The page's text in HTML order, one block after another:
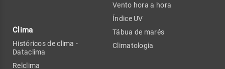
Clima
Históricos de clima -
Dataclima
Relclima
Vento hora a hora
Índice UV
Tábua de marés
Climatologia